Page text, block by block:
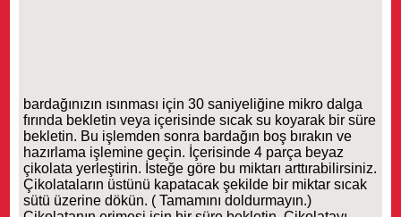
bardağınızın ısınması için 30 saniyeliğine mikro dalga
fırında bekletin veya içerisinde sıcak su koyarak bir süre
bekletin. Bu işlemden sonra bardağın boş bırakın ve
hazırlama işlemine geçin. İçerisinde 4 parça beyaz
çikolata yerleştirin. İsteğe göre bu miktarı arttırabilirsiniz.
Çikolataların üstünü kapatacak şekilde bir miktar sıcak
sütü üzerine dökün. ( Tamamını doldurmayın.)